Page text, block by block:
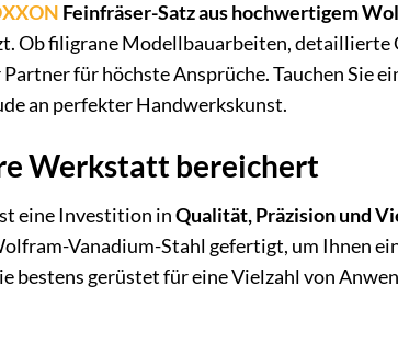
Feinfräser-Satz aus hochwertigem
Ob filigrane Modellbauarbeiten, detaillierte
für höchste Ansprüche. Tauchen Sie
an perfekter Handwerkskunst.
Werkstatt bereichert
eine Investition inQualität, Präzision und
Vanadium-Stahl gefertigt, um Ihnen
bestens gerüstet für eine Vielzahl von